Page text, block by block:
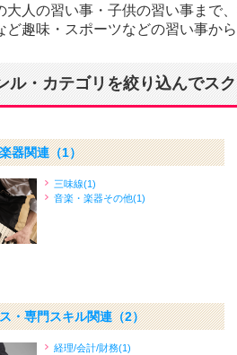
大人の習い事・子供の習い事まで
ど趣味・スポーツなどの習い事か
ル・カテゴリを絞り込んでス
器関連（1）
三味線(1)
音楽・楽器その他(1)
・専門スキル関連（2）
経理/会計/財務(1)